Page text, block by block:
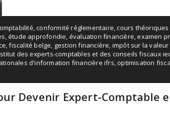
,conformité réglementaire,cours
,étude approfondie, évaluation financière,examen
,fiscalité belge, gestion financière, impôt sur la
des experts-comptables et des conseils fiscaux
d'information financière ifrs,optimisation
Devenir Expert-Comptable